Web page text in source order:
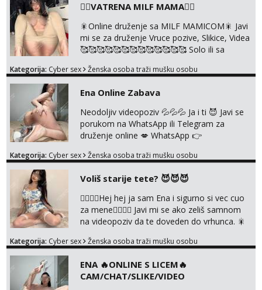
Uvijek sam spremna za ONLOINE zabavu.
Volim vruće u porukama uz pokoju fotku.
Radim slikice i videa po tvojoj želji te imam
raznih mater...
❤️‍🔥VATRENA MILF MAMA❤️‍🔥
🎇Online druženje sa MILF MAMICOM🎇 Javi
mi se za druženje Vruce pozive, Slikice, Videa
🥰🥰🥰🥰🥰🥰🥰🥰🥰🥰🥰🥰🥰 Solo ili sa
WhatsApp ili Telegram WhatsApp 👉
@enafriedrichkis 🤬NE RADIM SASTANKE I
DRUZENJA UZIVO🤬
Kategorija: Cyber sex Ženska osoba traži mušku osobu
Ena Online Zabava
Neodoljiv videopoziv 💦💦💦 Ja i ti 😈 Javi se
porukom na WhatsApp ili Telegram za
druženje online 💋 WhatsApp 👉
@enafriedrichkis NEE radimo sastnke uzivo
Kategorija: Cyber sex Ženska osoba traži mušku osobu
Voliš starije tete? 😈😈😈
❤️‍🔥❤️‍🔥Hej hej ja sam Ena i sigurno si vec cuo
za mene❤️‍🔥❤️‍🔥 Javi mi se ako zeliš samnom
na videopoziv da te doveden do vrhunca. 🎇
@enafriedrichkis Radim samo ONLINE I
Kategorija: Cyber sex Ženska osoba traži mušku osobu
ENA 🔥ONLINE S LICEM🔥
CAM/CHAT/SLIKE/VIDEO